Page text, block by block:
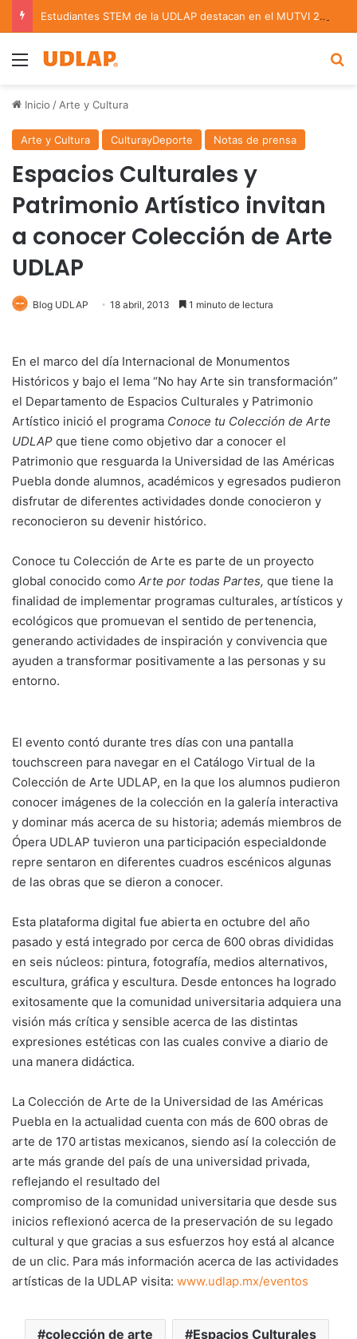
Estudiantes STEM de la UDLAP destacan en el MUTVI 2026
Menu
Inicio / Arte y Cultura
Arte y Cultura CulturayDeporte Notas de prensa
Espacios Culturales y
Patrimonio Artístico invitan
a conocer Colección de Arte
UDLAP
Blog UDLAP 18 abril, 2013 1 minuto de lectura
En el marco del día Internacional de Monumentos
Históricos y bajo el lema “No hay Arte sin transformación”
el Departamento de Espacios Culturales y Patrimonio
Artístico inició el programa Conoce tu Colección de Arte
UDLAP que tiene como objetivo dar a conocer el
Patrimonio que resguarda la Universidad de las Américas
Puebla donde alumnos, académicos y egresados pudieron
disfrutar de diferentes actividades donde conocieron y
reconocieron su devenir histórico.
Conoce tu Colección de Arte es parte de un proyecto
global conocido como Arte por todas Partes, que tiene la
finalidad de implementar programas culturales, artísticos y
ecológicos que promuevan el sentido de pertenencia,
generando actividades de inspiración y convivencia que
ayuden a transformar positivamente a las personas y su
entorno.
El evento contó durante tres días con una pantalla
touchscreen para navegar en el Catálogo Virtual de la
Colección de Arte UDLAP, en la que los alumnos pudieron
conocer imágenes de la colección en la galería interactiva
y dominar más acerca de su historia; además miembros de
Ópera UDLAP tuvieron una participación especialdonde
repre sentaron en diferentes cuadros escénicos algunas
de las obras que se dieron a conocer.
Esta plataforma digital fue abierta en octubre del año
pasado y está integrado por cerca de 600 obras divididas
en seis núcleos: pintura, fotografía, medios alternativos,
escultura, gráfica y escultura. Desde entonces ha logrado
exitosamente que la comunidad universitaria adquiera una
visión más crítica y sensible acerca de las distintas
expresiones estéticas con las cuales convive a diario de
una manera didáctica.
La Colección de Arte de la Universidad de las Américas
Puebla en la actualidad cuenta con más de 600 obras de
arte de 170 artistas mexicanos, siendo así la colección de
arte más grande del país de una universidad privada,
reflejando el resultado del
compromiso de la comunidad universitaria que desde sus
inicios reflexionó acerca de la preservación de su legado
cultural y que gracias a sus esfuerzos hoy está al alcance
de un clic. Para más información acerca de las actividades
artísticas de la UDLAP visita: www.udlap.mx/eventos
colección de arte Espacios Culturales